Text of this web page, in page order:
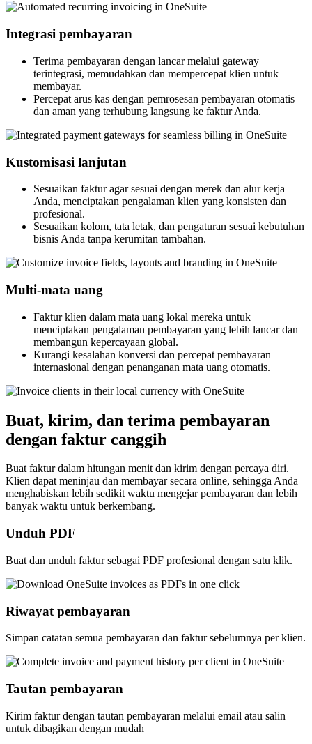
Integrasi pembayaran
Terima pembayaran dengan lancar melalui gateway
terintegrasi, memudahkan dan mempercepat klien untuk
membayar.
Percepat arus kas dengan pemrosesan pembayaran otomatis
dan aman yang terhubung langsung ke faktur Anda.
Kustomisasi lanjutan
Sesuaikan faktur agar sesuai dengan merek dan alur kerja
Anda, menciptakan pengalaman klien yang konsisten dan
profesional.
Sesuaikan kolom, tata letak, dan pengaturan sesuai kebutuhan
bisnis Anda tanpa kerumitan tambahan.
Multi-mata uang
Faktur klien dalam mata uang lokal mereka untuk
menciptakan pengalaman pembayaran yang lebih lancar dan
membangun kepercayaan global.
Kurangi kesalahan konversi dan percepat pembayaran
internasional dengan penanganan mata uang otomatis.
Buat, kirim, dan terima pembayaran
dengan faktur canggih
Buat faktur dalam hitungan menit dan kirim dengan percaya diri.
Klien dapat meninjau dan membayar secara online, sehingga Anda
menghabiskan lebih sedikit waktu mengejar pembayaran dan lebih
banyak waktu untuk berkembang.
Unduh PDF
Buat dan unduh faktur sebagai PDF profesional dengan satu klik.
Riwayat pembayaran
Simpan catatan semua pembayaran dan faktur sebelumnya per klien.
Tautan pembayaran
Kirim faktur dengan tautan pembayaran melalui email atau salin
untuk dibagikan dengan mudah